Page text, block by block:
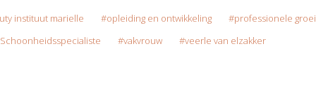
instituut marielle opleiding en ontwikkeling
professionele groei
Schoonheidsspecialiste vakvrouw veerle van elzakker